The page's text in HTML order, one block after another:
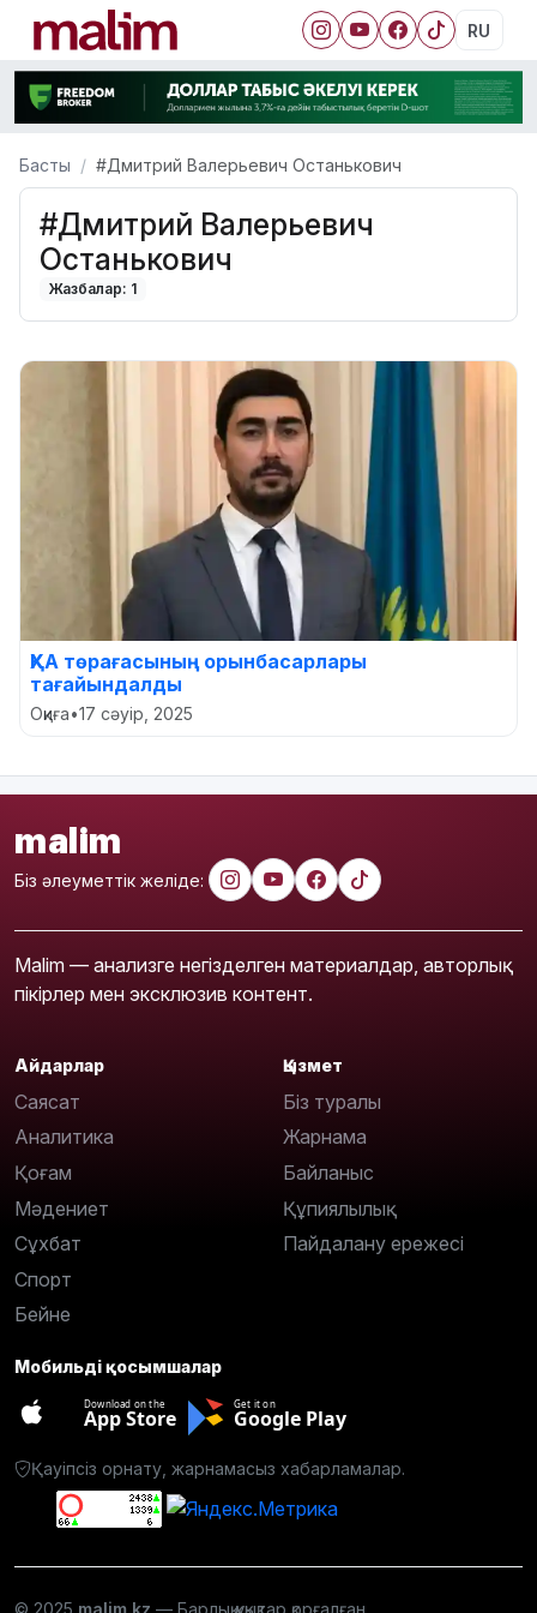
RU
Басты #Дмитрий Валерьевич Останькович
#Дмитрий Валерьевич
Останькович
Жазбалар: 1
ҚХА төрағасының орынбасарлары
тағайындалды
Оқиға•17 сәуір, 2025
malim
Біз әлеуметтік желіде:
Malim — анализге негізделген материалдар, авторлық
пікірлер мен эксклюзив контент.
Айдарлар
Саясат
Аналитика
Қоғам
Мәдениет
Сұхбат
Спорт
Бейне
Қызмет
Біз туралы
Жарнама
Байланыс
Құпиялылық
Пайдалану ережесі
Мобильді қосымшалар
Download on the
App Store
Get it on
Google Play
Қауіпсіз орнату, жарнамасыз хабарламалар.
© 2025 malim.kz — Барлық құқықтар қорғалған.